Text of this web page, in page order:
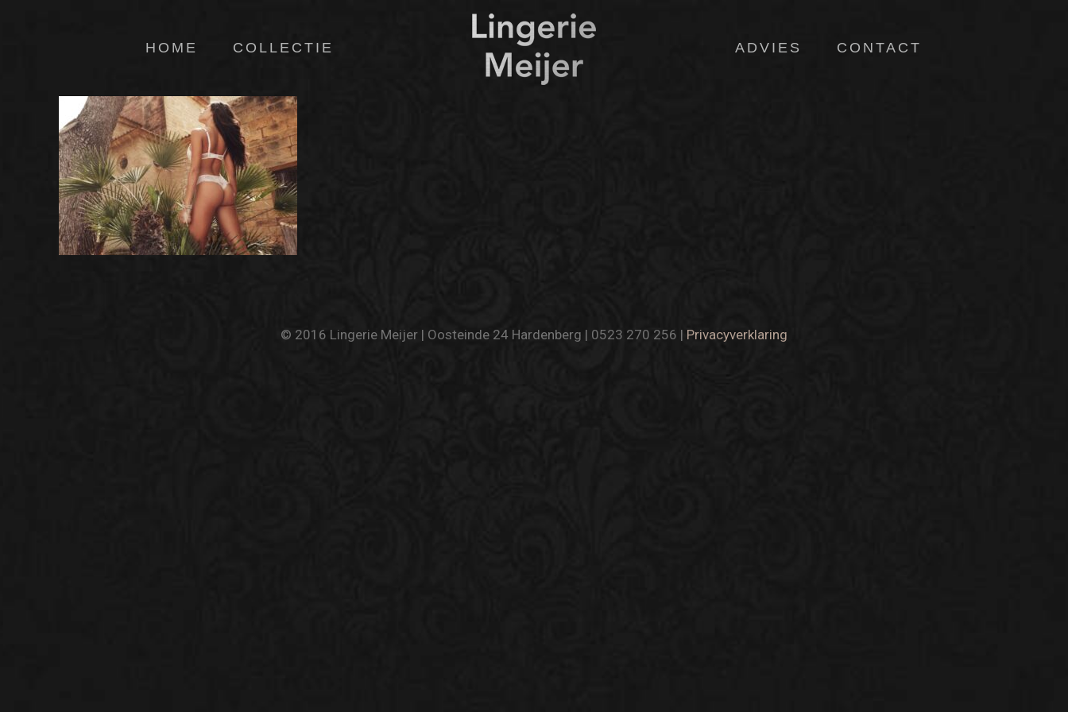
HOME COLLECTIE ADVIES CONTACT
© 2016 Lingerie Meijer | Oosteinde 24 Hardenberg | 0523 270 256 | Privacyverklaring